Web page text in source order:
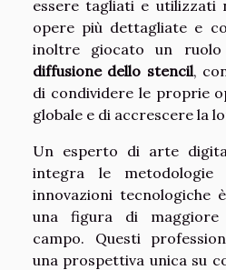
essere tagliati e utilizzati
opere più dettagliate e
inoltre giocato un ruolo
diffusione dello stencil,
di condividere le proprie
globale e di accrescere la
Un esperto di arte
integra le
innovazioni tecnologiche
una figura di
campo. Questi
una prospettiva unica su